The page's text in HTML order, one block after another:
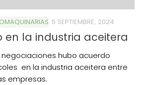
5 SEPTIEMBRE, 2024
en la industria aceitera
hubo acuerdo
en la industria aceitera entre
empresas.